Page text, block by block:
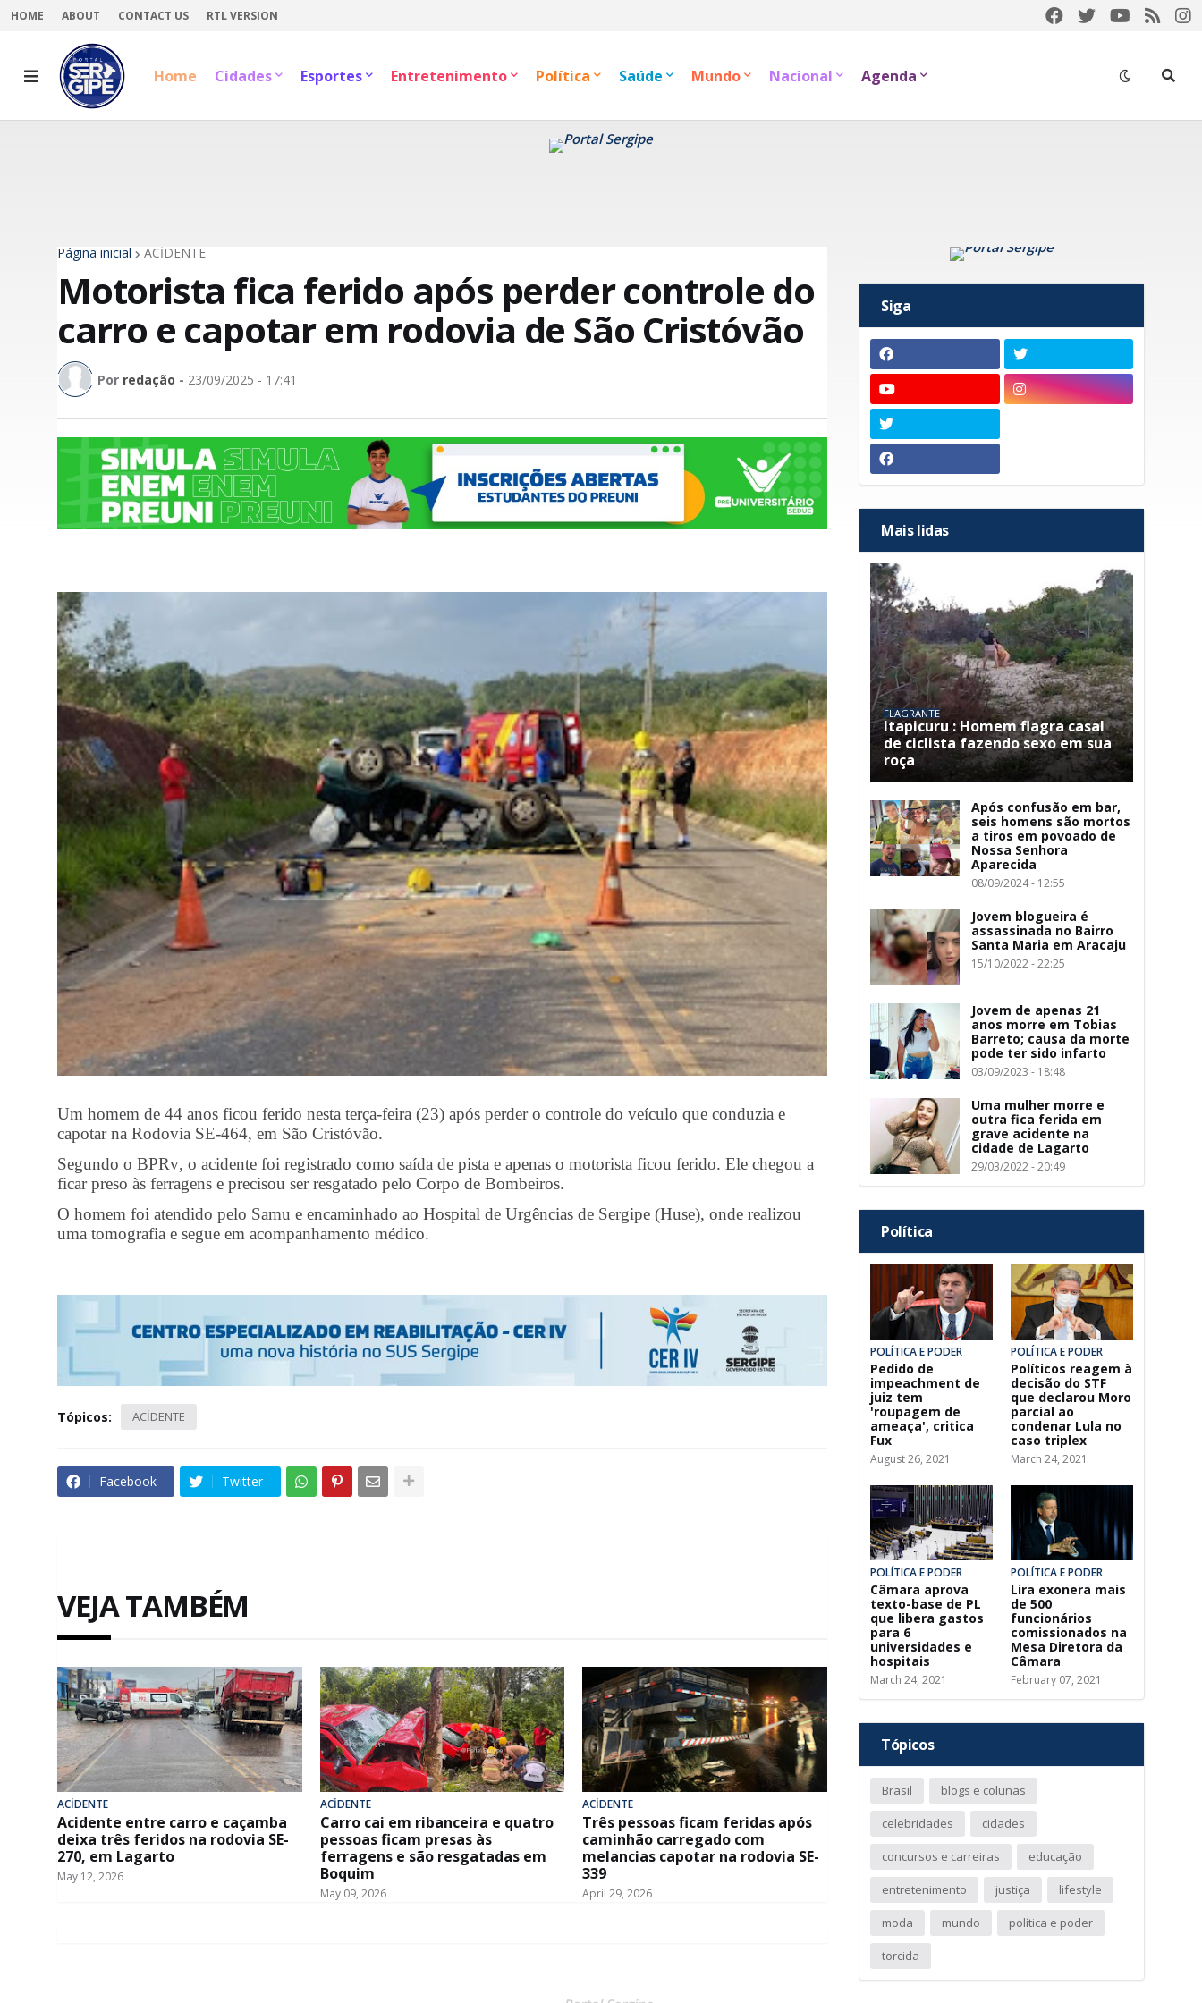
HOME ABOUT CONTACT US RTL VERSION
Home Cidades Esportes Entretenimento Política Saúde Mundo Nacional Agenda
Página inicial ACİDENTE
Motorista fica ferido após perder controle do
carro e capotar em rodovia de São Cristóvão
Por redação - 23/09/2025 - 17:41
Um homem de 44 anos ficou ferido nesta terça-feira (23) após perder o controle do veículo que conduzia e
capotar na Rodovia SE-464, em São Cristóvão.
Segundo o BPRv, o acidente foi registrado como saída de pista e apenas o motorista ficou ferido. Ele chegou a
ficar preso às ferragens e precisou ser resgatado pelo Corpo de Bombeiros.
O homem foi atendido pelo Samu e encaminhado ao Hospital de Urgências de Sergipe (Huse), onde realizou
uma tomografia e segue em acompanhamento médico.
Tópicos: ACİDENTE
Facebook Twitter
VEJA TAMBÉM
ACİDENTE
Acidente entre carro e caçamba
deixa três feridos na rodovia SE-
270, em Lagarto
May 12, 2026
ACİDENTE
Carro cai em ribanceira e quatro
pessoas ficam presas às
ferragens e são resgatadas em
Boquim
May 09, 2026
ACİDENTE
Três pessoas ficam feridas após
caminhão carregado com
melancias capotar na rodovia SE-
339
April 29, 2026
Siga
Mais lidas
FLAGRANTE
Itapicuru : Homem flagra casal
de ciclista fazendo sexo em sua
roça
Após confusão em bar,
seis homens são mortos
a tiros em povoado de
Nossa Senhora
Aparecida
08/09/2024 - 12:55
Jovem blogueira é
assassinada no Bairro
Santa Maria em Aracaju
15/10/2022 - 22:25
Jovem de apenas 21
anos morre em Tobias
Barreto; causa da morte
pode ter sido infarto
03/09/2023 - 18:48
Uma mulher morre e
outra fica ferida em
grave acidente na
cidade de Lagarto
29/03/2022 - 20:49
Política
POLÍTICA E PODER
Pedido de
impeachment de
juiz tem
'roupagem de
ameaça', critica
Fux
August 26, 2021
POLÍTICA E PODER
Políticos reagem à
decisão do STF
que declarou Moro
parcial ao
condenar Lula no
caso triplex
March 24, 2021
POLÍTICA E PODER
Câmara aprova
texto-base de PL
que libera gastos
para 6
universidades e
hospitais
March 24, 2021
POLÍTICA E PODER
Lira exonera mais
de 500
funcionários
comissionados na
Mesa Diretora da
Câmara
February 07, 2021
Tópicos
Brasil blogs e colunas
celebridades cidades
concursos e carreiras educação
entretenimento justiça lifestyle
moda mundo política e poder
torcida